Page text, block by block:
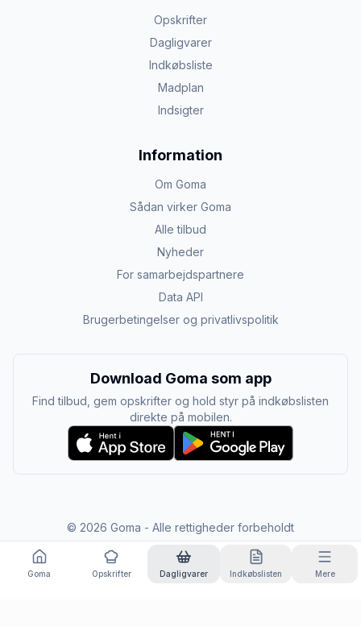
Opskrifter
Dagligvarer
Indkøbsliste
Madplan
Indsigter
Information
Om Goma
Sådan virker Goma
Alle tilbud
Nyheder
For samarbejdspartnere
Data API
Brugerbetingelser og privatlivspolitik
Download Goma som app
Find tilbud, gem opskrifter og hold styr på indkøbslisten
direkte på mobilen.
© 2026 Goma - Alle rettigheder forbeholdt
Goma Opskrifter Dagligvarer Indkøbslisten Mere